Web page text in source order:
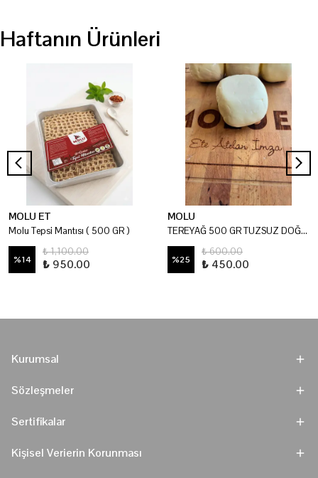
Haftanın Ürünleri
MOLU ET
Molu Tepsi Mantısı ( 500 GR )
%14
₺ 1,100.00
₺ 950.00
MOLU
TEREYAĞ 500 GR TUZSUZ DOĞAL
%25
₺ 600.00
₺ 450.00
Kurumsal
Sözleşmeler
Sertifikalar
Kişisel Verierin Korunması